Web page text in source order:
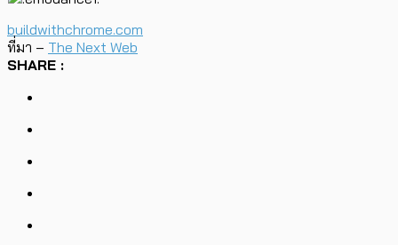
buildwithchrome.com
ที่มา – The Next Web
SHARE :